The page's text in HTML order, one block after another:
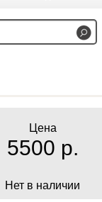
Цена
5500 р.
Нет в наличии